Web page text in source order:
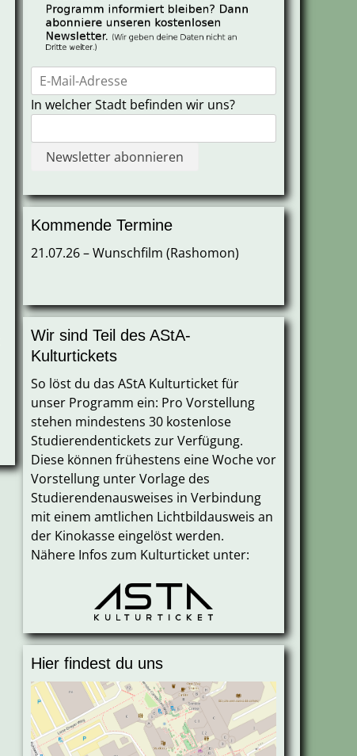
In welcher Stadt befinden wir uns?
Kommende Termine
21.07.26 – Wunschfilm (Rashomon)
Wir sind Teil des AStA-
Kulturtickets
So löst du das AStA Kulturticket für
unser Programm ein: Pro Vorstellung
stehen mindestens 30 kostenlose
Studierendentickets zur Verfügung.
Diese können frühestens eine Woche vor
Vorstellung unter Vorlage des
Studierendenausweises in Verbindung
mit einem amtlichen Lichtbildausweis an
der Kinokasse eingelöst werden.
Nähere Infos zum Kulturticket unter:
Hier findest du uns